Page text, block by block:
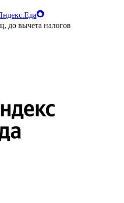
до вычета налогов